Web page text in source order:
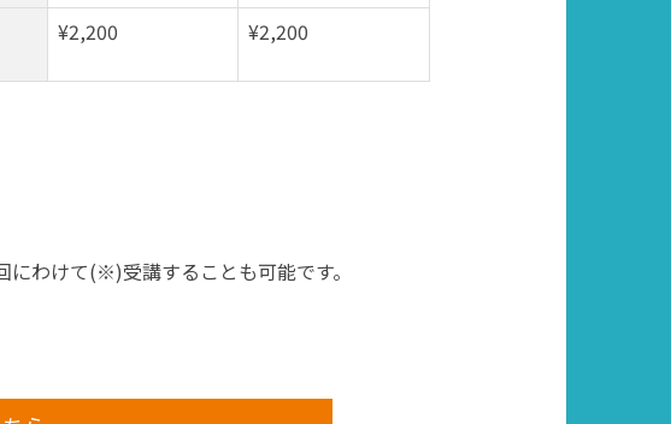
¥2,200 ¥2,200
わけて(※)受講することも可能です。